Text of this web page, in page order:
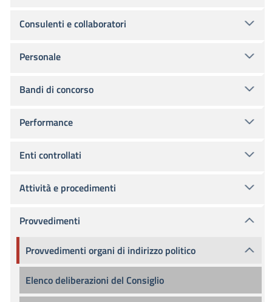
Consulenti e collaboratori
Personale
Bandi di concorso
Performance
Enti controllati
Attività e procedimenti
Provvedimenti
Provvedimenti organi di indirizzo politico
Elenco deliberazioni del Consiglio